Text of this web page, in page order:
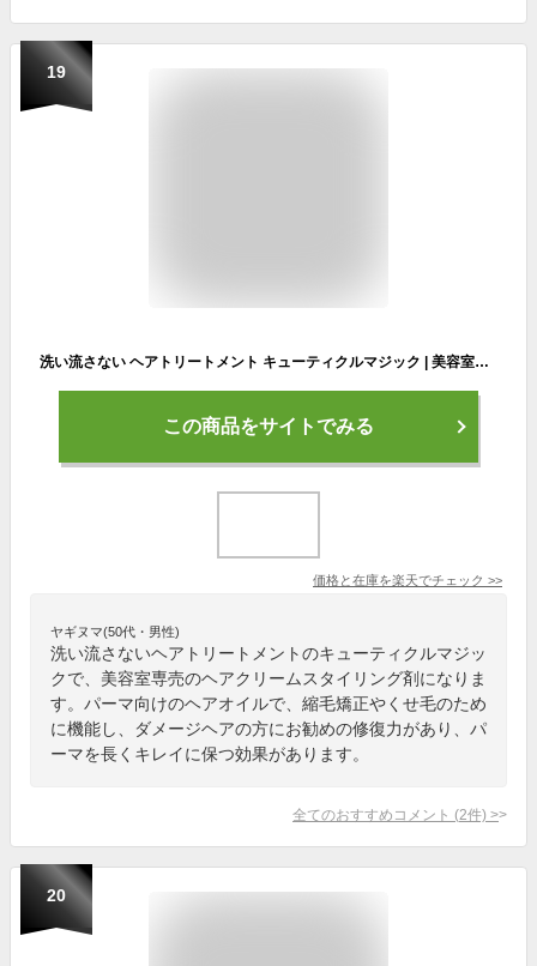
19
洗い流さない ヘアトリートメント キューティクルマジック | 美容室専売 トリートメント ドライヤー前 ヘアクリーム スタイリング剤 スタイリング しっとり 縮毛矯正 くせ毛 ヘアケア プレゼント スタイル メンズ ヘアワックス ダメージヘア 髪 夜 ケア パーマ
この商品をサイトでみる
価格と在庫を楽天でチェック >>
ヤギヌマ(50代・男性)
洗い流さないヘアトリートメントのキューティクルマジッ
クで、美容室専売のヘアクリームスタイリング剤になりま
す。パーマ向けのヘアオイルで、縮毛矯正やくせ毛のため
に機能し、ダメージヘアの方にお勧めの修復力があり、パ
ーマを長くキレイに保つ効果があります。
全てのおすすめコメント (2件) >
20